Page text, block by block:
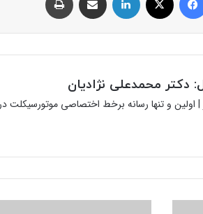
محمدعلی نژادیان
| اولین و تنها رسانه برخط اختصاصی موتورسیکلت